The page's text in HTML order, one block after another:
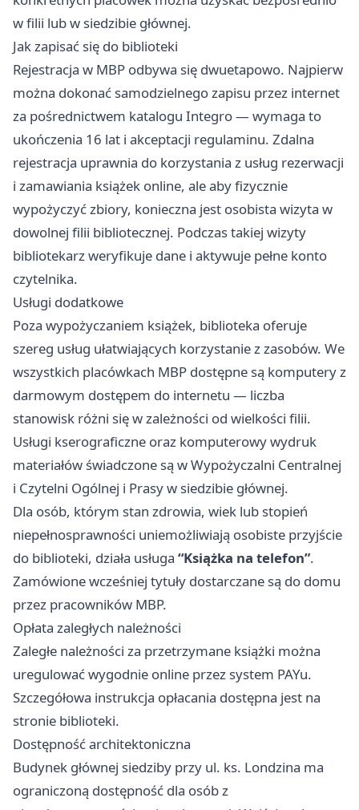
w filii lub w siedzibie głównej.
Jak zapisać się do biblioteki
Rejestracja w MBP odbywa się dwuetapowo. Najpierw
można dokonać samodzielnego zapisu przez internet
za pośrednictwem katalogu Integro — wymaga to
ukończenia 16 lat i akceptacji regulaminu. Zdalna
rejestracja uprawnia do korzystania z usług rezerwacji
i zamawiania książek online, ale aby fizycznie
wypożyczyć zbiory, konieczna jest osobista wizyta w
dowolnej filii bibliotecznej. Podczas takiej wizyty
bibliotekarz weryfikuje dane i aktywuje pełne konto
czytelnika.
Usługi dodatkowe
Poza wypożyczaniem książek, biblioteka oferuje
szereg usług ułatwiających korzystanie z zasobów. We
wszystkich placówkach MBP dostępne są komputery z
darmowym dostępem do internetu — liczba
stanowisk różni się w zależności od wielkości filii.
Usługi kserograficzne oraz komputerowy wydruk
materiałów świadczone są w Wypożyczalni Centralnej
i Czytelni Ogólnej i Prasy w siedzibie głównej.
Dla osób, którym stan zdrowia, wiek lub stopień
niepełnosprawności uniemożliwiają osobiste przyjście
do biblioteki, działa usługa “Książka na telefon”.
Zamówione wcześniej tytuły dostarczane są do domu
przez pracowników MBP.
Opłata zaległych należności
Zaległe należności za przetrzymane książki można
uregulować wygodnie online przez system PAYu.
Szczegółowa instrukcja opłacania dostępna jest na
stronie biblioteki.
Dostępność architektoniczna
Budynek głównej siedziby przy ul. ks. Londzina ma
ograniczoną dostępność dla osób z